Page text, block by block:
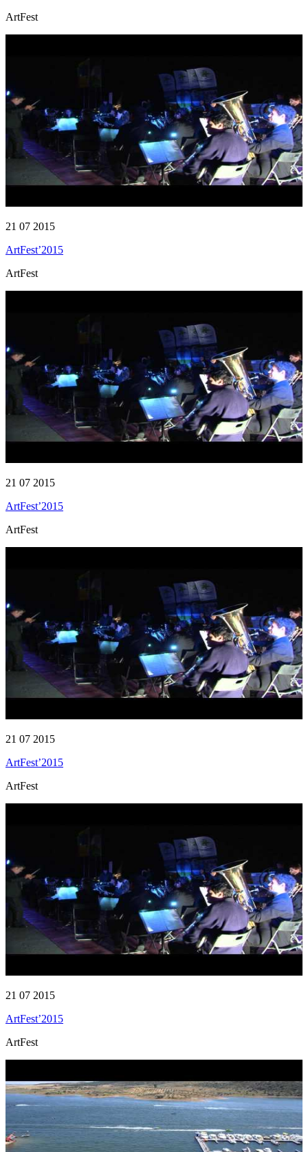
ArtFest
21 07 2015
ArtFest’2015
ArtFest
21 07 2015
ArtFest’2015
ArtFest
21 07 2015
ArtFest’2015
ArtFest
21 07 2015
ArtFest’2015
ArtFest